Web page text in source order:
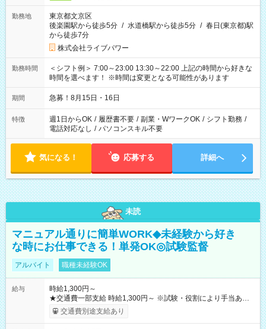
勤務地
東京都文京区
後楽園駅から徒歩5分 / 水道橋駅から徒歩5分 / 春日(東京都)駅
から徒歩7分
株式会社ライブパワー
勤務時間
＜シフト例＞ 7:00～23:00 13:30～22:00 上記の時間から好きな
時間を選べます！ ※時間は変更となる可能性があります
期間 急募！8月15日・16日
特徴 週1日からOK / 履歴書不要 / 副業・WワークOK / シフト勤務 /
電話対応なし / パソコンスキル不要
気になる！ 応募する 詳細へ
未読
マニュアル通りに簡単WORK◆未経験から好き
な時にお仕事できる！単発OK◎試験監督
アルバイト 職種未経験OK
給与
時給1,300円～
★交通費一部支給 時給1,300円～ ※試験・役割により手当あり
※勤務回数により昇給あり 【即給（前払い）オプションあ
り！】 希望される場合、勤務から1週間ほどで給与の一部を受け
交通費別途支給あり